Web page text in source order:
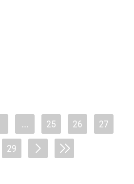
... 25 26 27
29